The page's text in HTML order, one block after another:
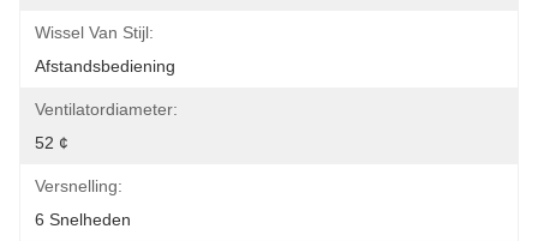
Wissel Van Stijl:
Afstandsbediening
Ventilatordiameter:
52 ¢
Versnelling:
6 Snelheden